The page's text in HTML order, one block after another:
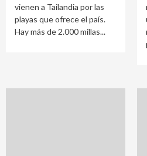
vienen a Tailandia por las
playas que ofrece el país.
Hay más de 2.000 millas...